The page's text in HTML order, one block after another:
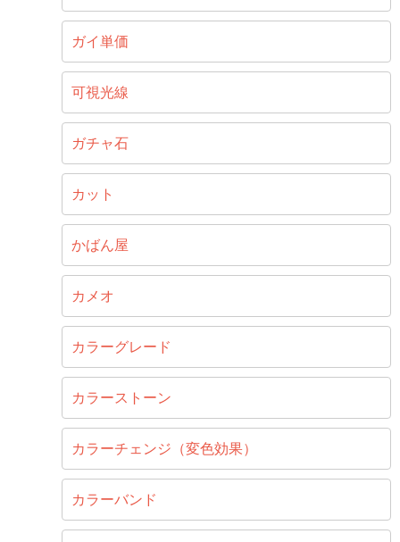
ガイ単価
可視光線
ガチャ石
カット
かばん屋
カメオ
カラーグレード
カラーストーン
カラーチェンジ（変色効果）
カラーバンド